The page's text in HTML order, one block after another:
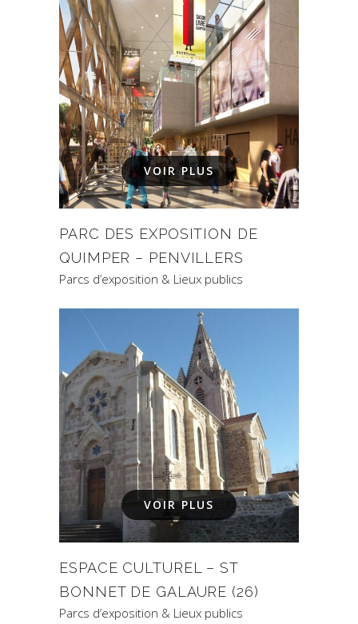
VOIR PLUS
PARC DES EXPOSITION DE
QUIMPER – PENVILLERS
Parcs d’exposition & Lieux publics
VOIR PLUS
ESPACE CULTUREL – ST
BONNET DE GALAURE (26)
Parcs d’exposition & Lieux publics